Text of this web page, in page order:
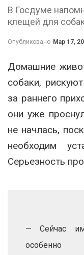
В Госдуме
клещей для
Опубликовано Мар 17,
Домашние
собаки,
за раннего
они уже
не начлась,
необходим
Серьезность
— Сейчас
особенно